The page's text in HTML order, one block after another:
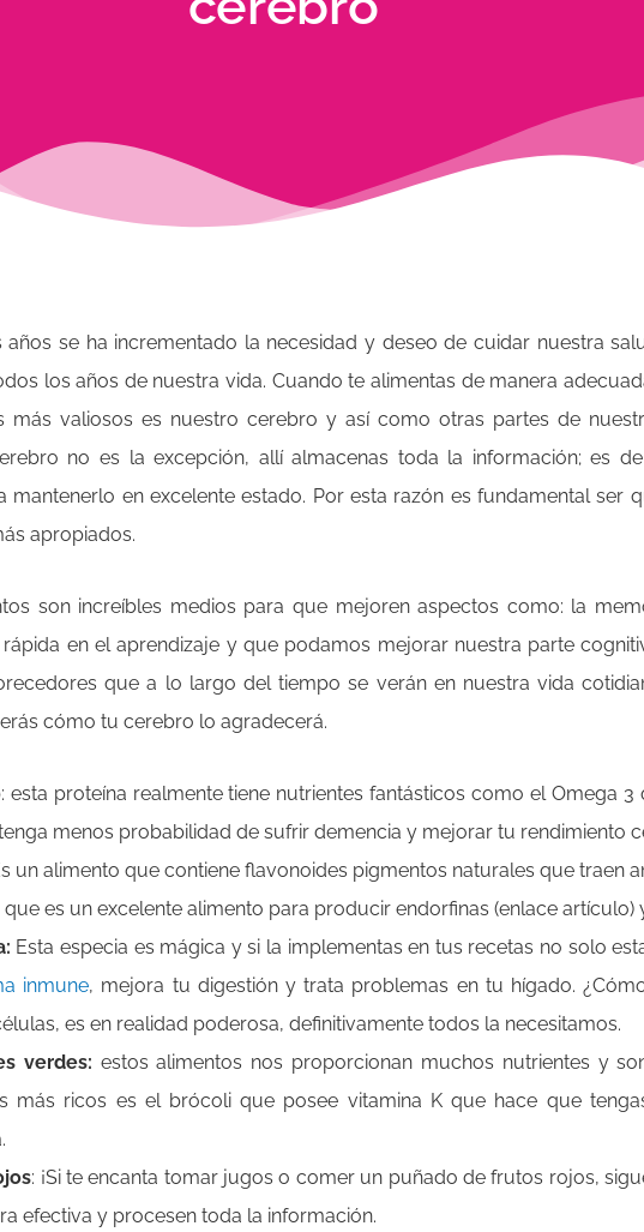
años se ha incrementado la necesidad y deseo de cuidar nuestra
los años de nuestra vida. Cuando te alimentas de manera
más valiosos es nuestro cerebro y así como otras partes de
no es la excepción, allí almacenas toda la información; es
mantenerlo en excelente estado. Por esta razón es fundamental
apropiados.
son increíbles medios para que mejoren aspectos como: la
en el aprendizaje y que podamos mejorar nuestra parte
que a lo largo del tiempo se verán en nuestra vida
cómo tu cerebro lo agradecerá.
: esta proteína realmente tiene nutrientes fantásticos como el Omega
menos probabilidad de sufrir demencia y mejorar tu rendimiento
un alimento que contiene flavonoides pigmentos naturales que traen
es un excelente alimento para producir endorfinas (enlace
Esta especia es mágica y si la implementas en tus recetas no solo
inmune, mejora tu digestión y trata problemas en tu hígado.
es en realidad poderosa, definitivamente todos la necesitamos.
verdes: estos alimentos nos proporcionan muchos nutrientes y
más ricos es el brócoli que posee vitamina K que hace que
: ¡Si te encanta tomar jugos o comer un puñado de frutos rojos,
efectiva y procesen toda la información.